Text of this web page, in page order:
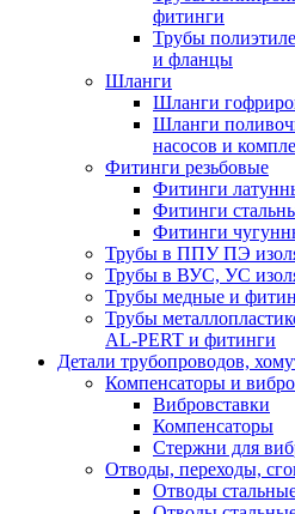
фитинги
Трубы
и фланцы
Шланги
Шланги
Шланги
насосов и
Фитинги резьбовые
Фитинги
Фитинги
Фитинги
Трубы в ППУ ПЭ
Трубы в ВУС, УС
Трубы медные и
Трубы
AL-PERT и фитинги
Детали трубопроводов,
Компенсаторы и
Вибровставки
Компенсаторы
Стержни для
Отводы, переходы,
Отводы